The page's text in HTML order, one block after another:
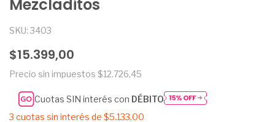
Mezcladitos
SKU: 3403
$15.399,00
Precio sin impuestos $12.726,45
Cuotas SIN interés con DÉBITO
3 cuotas sin interés de $5.133,00